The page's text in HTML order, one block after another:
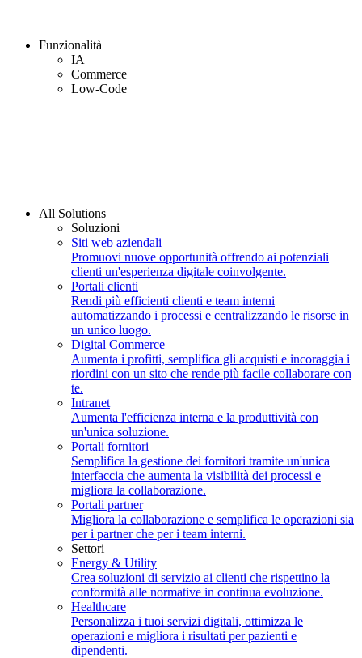
Funzionalità
IA
Commerce
Low-Code
All Solutions
Soluzioni
Siti web aziendali
Promuovi nuove opportunità offrendo ai potenziali
clienti un'esperienza digitale coinvolgente.
Portali clienti
Rendi più efficienti clienti e team interni
automatizzando i processi e centralizzando le risorse in
un unico luogo.
Digital Commerce
Aumenta i profitti, semplifica gli acquisti e incoraggia i
riordini con un sito che rende più facile collaborare con
te.
Intranet
Aumenta l'efficienza interna e la produttività con
un'unica soluzione.
Portali fornitori
Semplifica la gestione dei fornitori tramite un'unica
interfaccia che aumenta la visibilità dei processi e
migliora la collaborazione.
Portali partner
Migliora la collaborazione e semplifica le operazioni sia
per i partner che per i team interni.
Settori
Energy & Utility
Crea soluzioni di servizio ai clienti che rispettino la
conformità alle normative in continua evoluzione.
Healthcare
Personalizza i tuoi servizi digitali, ottimizza le
operazioni e migliora i risultati per pazienti e
dipendenti.